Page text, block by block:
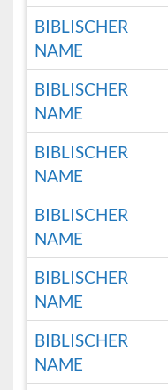
BIBLISCHER
NAME
BIBLISCHER
NAME
BIBLISCHER
NAME
BIBLISCHER
NAME
BIBLISCHER
NAME
BIBLISCHER
NAME